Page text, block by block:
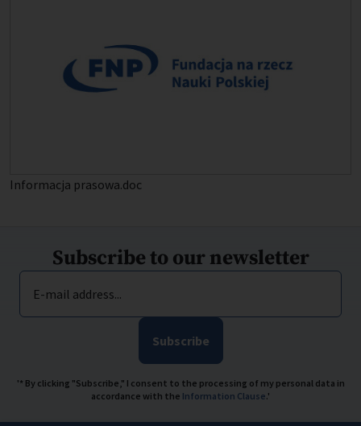
Informacja prasowa.doc
Subscribe to our newsletter
E-mail address...
Subscribe
'* By clicking "Subscribe," I consent to the processing of my personal data in
accordance with the Information Clause.'